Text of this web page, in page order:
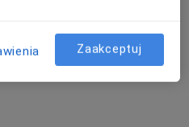
prasowe
Zaakceptuj